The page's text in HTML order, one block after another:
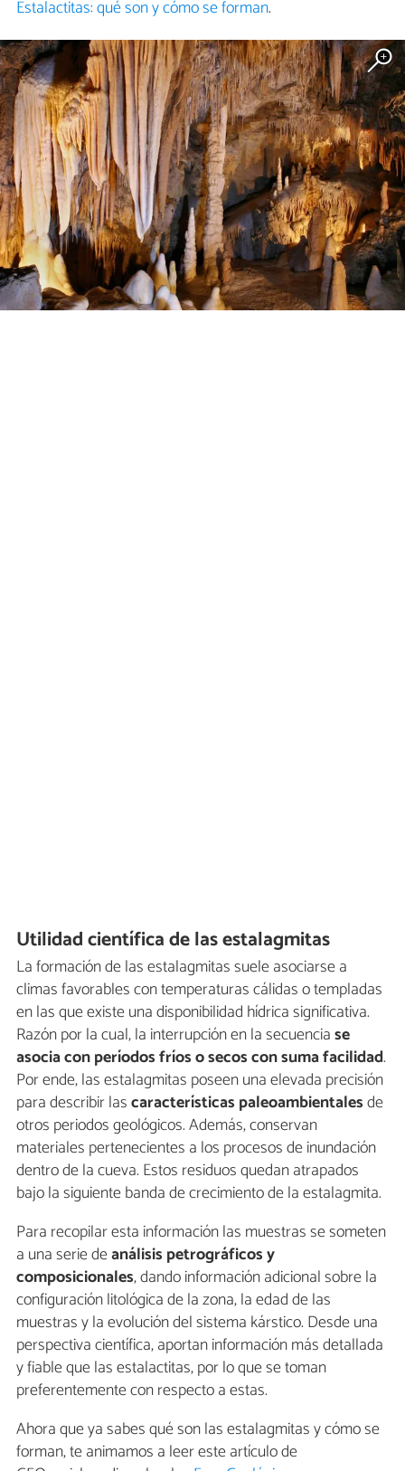
Estalactitas: qué son y cómo se forman.
Utilidad científica de las estalagmitas
La formación de las estalagmitas suele asociarse a
climas favorables con temperaturas cálidas o templadas
en las que existe una disponibilidad hídrica significativa.
Razón por la cual, la interrupción en la secuenciase
asocia con períodos fríos o secos con suma facilidad.
Por ende, las estalagmitas poseen una elevada precisión
para describir lascaracterísticas paleoambientalesde
otros periodos geológicos. Además, conservan
materiales pertenecientes a los procesos de inundación
dentro de la cueva. Estos residuos quedan atrapados
bajo la siguiente banda de crecimiento de la estalagmita.
Para recopilar esta información las muestras se someten
a una serie deanálisis petrográficos y
composicionales, dando información adicional sobre la
configuración litológica de la zona, la edad de las
muestras y la evolución del sistema kárstico. Desde una
perspectiva científica, aportan información más detallada
y fiable que las estalactitas, por lo que se toman
preferentemente con respecto a estas.
Ahora que ya sabes qué son las estalagmitas y cómo se
forman, te animamos a leer este artículo de